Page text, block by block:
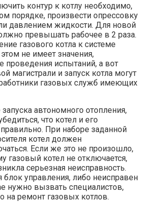
контур к котлу необходимо,
порядке, произвести опрессовку
давлением жидкости. Для новой
превышать рабочее в 2 раза.
газового котла к системе
не имеет значения,
проведения испытаний, а вот
магистрали и запуск котла могут
газовых служб имеющих
автономного отопления,
что котел и его
При наборе заданной
котел должен
Если же это не произошло,
газовый котел не отключается,
серьезная неисправность.
управления, либо неисправен
нужно вызвать специалистов,
на ремонт газовых котлов.